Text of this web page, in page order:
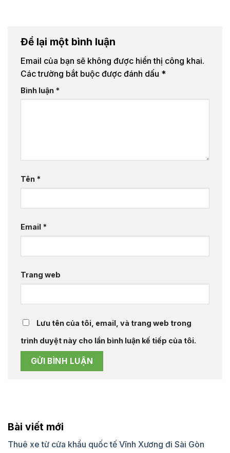
Để lại một bình luận
Email của bạn sẽ không được hiển thị công khai.
Các trường bắt buộc được đánh dấu *
Bình luận *
Tên *
Email *
Trang web
Lưu tên của tôi, email, và trang web trong
trình duyệt này cho lần bình luận kế tiếp của tôi.
Bài viết mới
Thuê xe từ cửa khẩu quốc tế Vĩnh Xương đi Sài Gòn